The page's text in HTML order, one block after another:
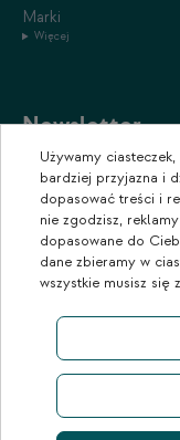
Marki
Więcej
Newsletter
Zapisz się do
promocjach i
Używamy
bardziej przyjazna i
dopasować treści i
nie zgodzisz,
dopasowane do
dane zbieramy w
wszystkie musisz się